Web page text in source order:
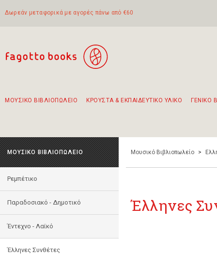
Δωρεάν μεταφορικά με αγορές πάνω από €60
ΜΟΥΣΙΚΟ ΒΙΒΛΙΟΠΩΛΕΙΟ ΚΡΟΥΣΤΑ & ΕΚΠΑΙΔΕΥΤΙΚΟ ΥΛΙΚΟ ΓΕΝΙΚΟ
ΜΟΥΣΙΚΟ ΒΙΒΛΙΟΠΩΛΕΙΟ
Ρεμπέτικο
Παραδοσιακό - Δημοτικό
Έντεχνο - Λαϊκό
Έλληνες Συνθέτες
Μουσικό Βιβλιοπωλείο >
Έλληνες